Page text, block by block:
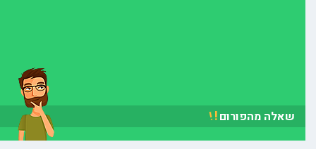
שאלה מהפורום!
!